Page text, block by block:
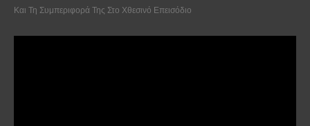
Και Τη Συμπεριφορά Της Στο Χθεσινό Επεισόδιο